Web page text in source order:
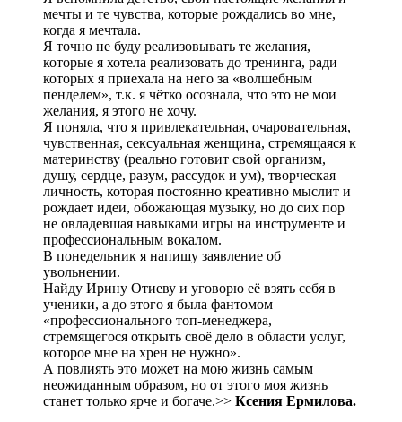
мечты и те чувства, которые рождались во мне,
когда я мечтала.
Я точно не буду реализовывать те желания,
которые я хотела реализовать до тренинга, ради
которых я приехала на него за «волшебным
пенделем», т.к. я чётко осознала, что это не мои
желания, я этого не хочу.
Я поняла, что я привлекательная, очаровательная,
чувственная, сексуальная женщина, стремящаяся к
материнству (реально готовит свой организм,
душу, сердце, разум, рассудок и ум), творческая
личность, которая постоянно креативно мыслит и
рождает идеи, обожающая музыку, но до сих пор
не овладевшая навыками игры на инструменте и
профессиональным вокалом.
В понедельник я напишу заявление об
увольнении.
Найду Ирину Отиеву и уговорю её взять себя в
ученики, а до этого я была фантомом
«профессионального топ-менеджера,
стремящегося открыть своё дело в области услуг,
которое мне на хрен не нужно».
А повлиять это может на мою жизнь самым
неожиданным образом, но от этого моя жизнь
станет только ярче и богаче.>> Ксения Ермилова.